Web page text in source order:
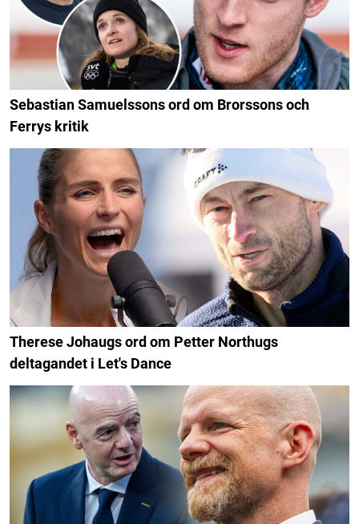
Sebastian Samuelssons ord om Brorssons och
Ferrys kritik
Therese Johaugs ord om Petter Northugs
deltagandet i Let's Dance